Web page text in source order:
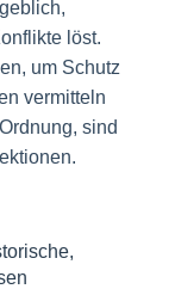
löst.
um Schutz
vermitteln
sind